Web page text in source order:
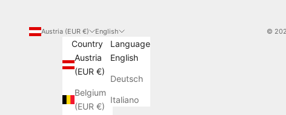
Austria (EUR €)
Country
Austria
(EUR €)
Belgium
(EUR €)
English
Language
English
Deutsch
Italiano
©